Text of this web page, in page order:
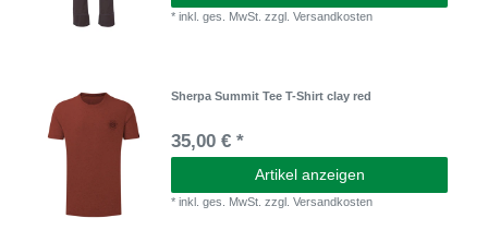
*inkl. ges. MwSt. zzgl.Versandkosten
Sherpa Summit Tee T-Shirt clay red
35,00 € *
Artikel anzeigen
*inkl. ges. MwSt. zzgl.Versandkosten